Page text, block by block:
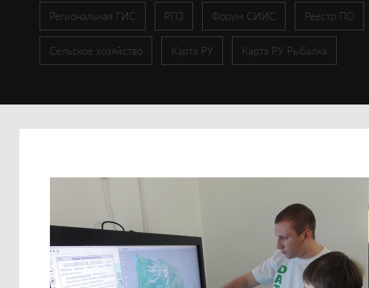
Региональная ГИС РГО Форум СИИС Реестр ПО
Сельское хозяйство Карта РУ Карта РУ Рыбалка